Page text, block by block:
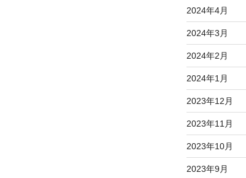
2024年4月
2024年3月
2024年2月
2024年1月
2023年12月
2023年11月
2023年10月
2023年9月